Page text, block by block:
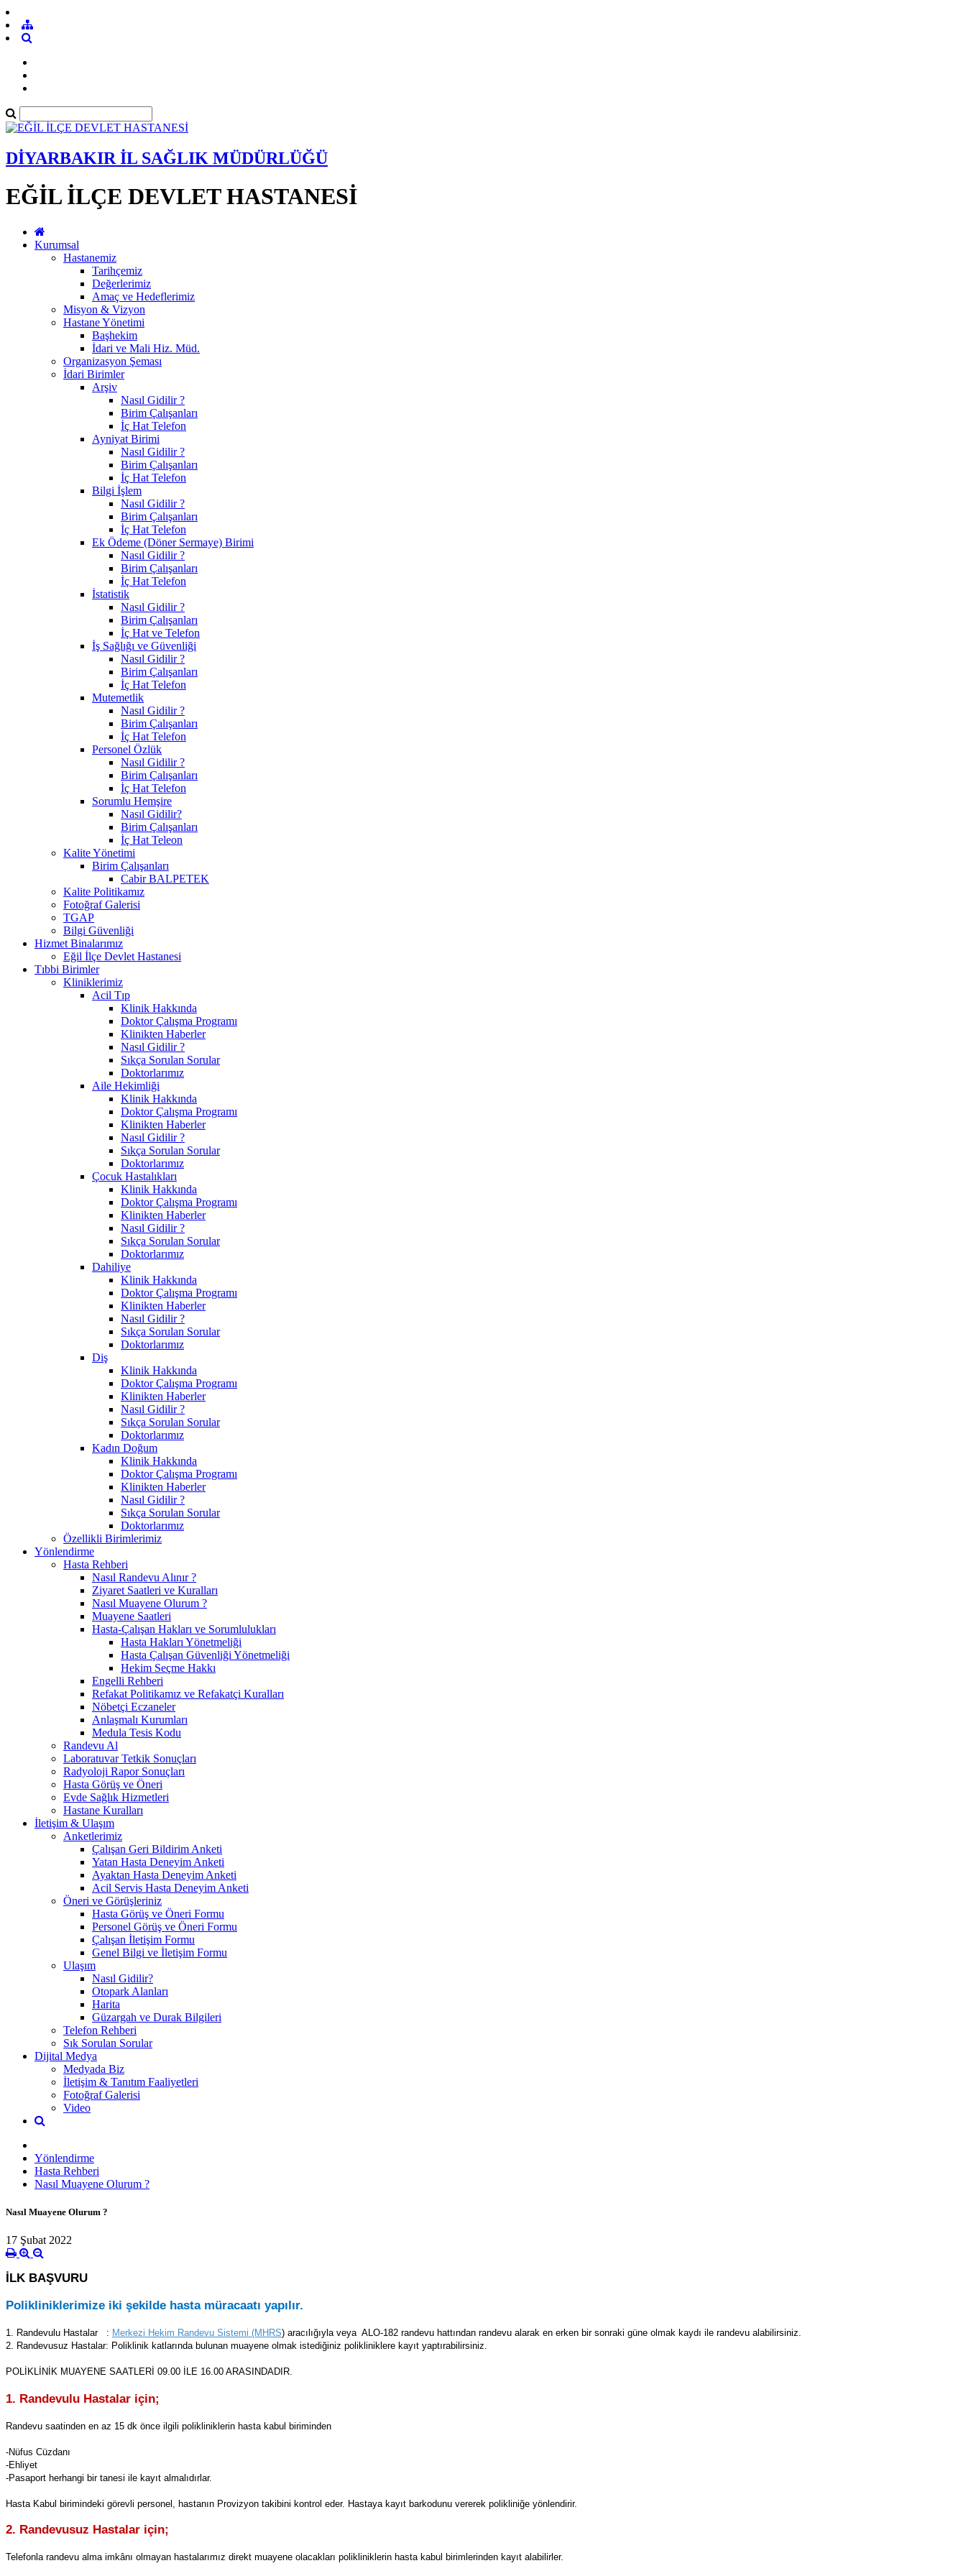
DİYARBAKIR İL SAĞLIK MÜDÜRLÜĞÜ
EĞİL İLÇE DEVLET HASTANESİ
Kurumsal
Hastanemiz
Tarihçemiz
Değerlerimiz
Amaç ve Hedeflerimiz
Misyon & Vizyon
Hastane Yönetimi
Başhekim
İdari ve Mali Hiz. Müd.
Organizasyon Şeması
İdari Birimler
Arşiv
Nasıl Gidilir ?
Birim Çalışanları
İç Hat Telefon
Ayniyat Birimi
Nasıl Gidilir ?
Birim Çalışanları
İç Hat Telefon
Bilgi İşlem
Nasıl Gidilir ?
Birim Çalışanları
İç Hat Telefon
Ek Ödeme (Döner Sermaye) Birimi
Nasıl Gidilir ?
Birim Çalışanları
İç Hat Telefon
İstatistik
Nasıl Gidilir ?
Birim Çalışanları
İç Hat ve Telefon
İş Sağlığı ve Güvenliği
Nasıl Gidilir ?
Birim Çalışanları
İç Hat Telefon
Mutemetlik
Nasıl Gidilir ?
Birim Çalışanları
İç Hat Telefon
Personel Özlük
Nasıl Gidilir ?
Birim Çalışanları
İç Hat Telefon
Sorumlu Hemşire
Nasıl Gidilir?
Birim Çalışanları
İç Hat Teleon
Kalite Yönetimi
Birim Çalışanları
Cabir BALPETEK
Kalite Politikamız
Fotoğraf Galerisi
TGAP
Bilgi Güvenliği
Hizmet Binalarımız
Eğil İlçe Devlet Hastanesi
Tıbbi Birimler
Kliniklerimiz
Acil Tıp
Klinik Hakkında
Doktor Çalışma Programı
Klinikten Haberler
Nasıl Gidilir ?
Sıkça Sorulan Sorular
Doktorlarımız
Aile Hekimliği
Klinik Hakkında
Doktor Çalışma Programı
Klinikten Haberler
Nasıl Gidilir ?
Sıkça Sorulan Sorular
Doktorlarımız
Çocuk Hastalıkları
Klinik Hakkında
Doktor Çalışma Programı
Klinikten Haberler
Nasıl Gidilir ?
Sıkça Sorulan Sorular
Doktorlarımız
Dahiliye
Klinik Hakkında
Doktor Çalışma Programı
Klinikten Haberler
Nasıl Gidilir ?
Sıkça Sorulan Sorular
Doktorlarımız
Diş
Klinik Hakkında
Doktor Çalışma Programı
Klinikten Haberler
Nasıl Gidilir ?
Sıkça Sorulan Sorular
Doktorlarımız
Kadın Doğum
Klinik Hakkında
Doktor Çalışma Programı
Klinikten Haberler
Nasıl Gidilir ?
Sıkça Sorulan Sorular
Doktorlarımız
Özellikli Birimlerimiz
Yönlendirme
Hasta Rehberi
Nasıl Randevu Alınır ?
Ziyaret Saatleri ve Kuralları
Nasıl Muayene Olurum ?
Muayene Saatleri
Hasta-Çalışan Hakları ve Sorumlulukları
Hasta Hakları Yönetmeliği
Hasta Çalışan Güvenliği Yönetmeliği
Hekim Seçme Hakkı
Engelli Rehberi
Refakat Politikamız ve Refakatçi Kuralları
Nöbetçi Eczaneler
Anlaşmalı Kurumları
Medula Tesis Kodu
Randevu Al
Laboratuvar Tetkik Sonuçları
Radyoloji Rapor Sonuçları
Hasta Görüş ve Öneri
Evde Sağlık Hizmetleri
Hastane Kuralları
İletişim & Ulaşım
Anketlerimiz
Çalışan Geri Bildirim Anketi
Yatan Hasta Deneyim Anketi
Ayaktan Hasta Deneyim Anketi
Acil Servis Hasta Deneyim Anketi
Öneri ve Görüşleriniz
Hasta Görüş ve Öneri Formu
Personel Görüş ve Öneri Formu
Çalışan İletişim Formu
Genel Bilgi ve İletişim Formu
Ulaşım
Nasıl Gidilir?
Otopark Alanları
Harita
Güzargah ve Durak Bilgileri
Telefon Rehberi
Sık Sorulan Sorular
Dijital Medya
Medyada Biz
İletişim & Tanıtım Faaliyetleri
Fotoğraf Galerisi
Video
Yönlendirme
Hasta Rehberi
Nasıl Muayene Olurum ?
Nasıl Muayene Olurum ?
17 Şubat 2022
İLK BAŞVURU
Polikliniklerimize iki şekilde hasta müracaatı yapılır.
1. Randevulu Hastalar : Merkezi Hekim Randevu Sistemi (MHRS) aracılığıyla veya ALO-182 randevu hattından randevu alarak en erken bir sonraki güne olmak kaydı ile randevu alabilirsiniz.
2. Randevusuz Hastalar: Poliklinik katlarında bulunan muayene olmak istediğiniz polikliniklere kayıt yaptırabilirsiniz.
POLİKLİNİK MUAYENE SAATLERİ 09.00 İLE 16.00 ARASINDADIR.
1. Randevulu Hastalar için;
Randevu saatinden en az 15 dk önce ilgili polikliniklerin hasta kabul biriminden
-Nüfus Cüzdanı
-Ehliyet
-Pasaport herhangi bir tanesi ile kayıt almalıdırlar.
Hasta Kabul birimindeki görevli personel, hastanın Provizyon takibini kontrol eder. Hastaya kayıt barkodunu vererek polikliniğe yönlendirir.
2. Randevusuz Hastalar için;
Telefonla randevu alma imkânı olmayan hastalarımız direkt muayene olacakları polikliniklerin hasta kabul birimlerinden kayıt alabilirler.